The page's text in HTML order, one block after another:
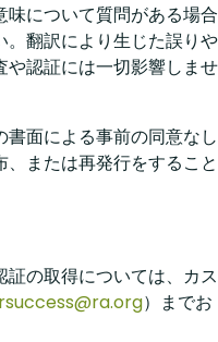
について質問がある場合
。翻訳により生じた誤りや
認証には一切影響しませ
面による事前の同意なし
または再発行をすること
の取得については、カス
）までお